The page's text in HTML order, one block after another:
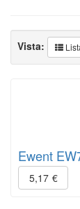
Vista:
Ewent
5,17 €